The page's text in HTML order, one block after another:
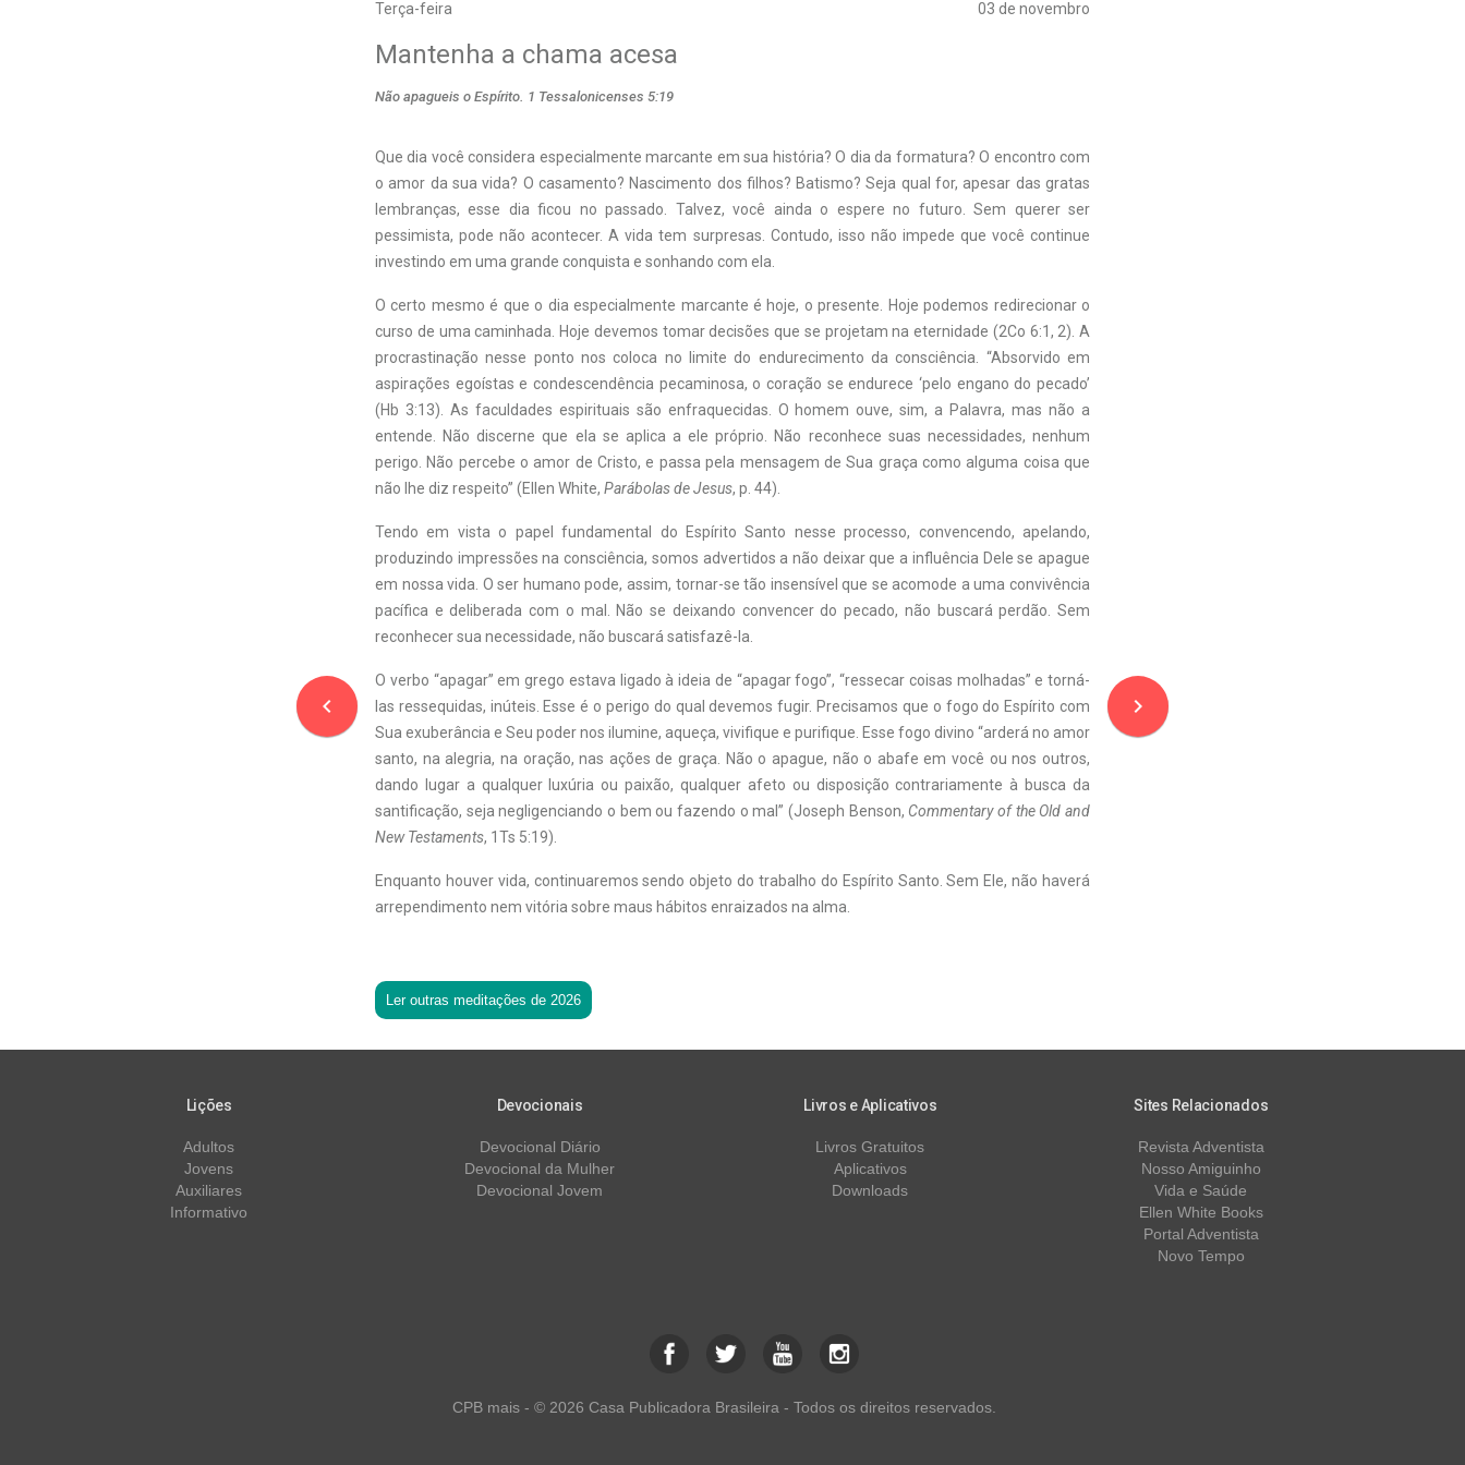
Terça-feira 03 de novembro
navigate_before
Mantenha a chama acesa
Não apagueis o Espírito. 1 Tessalonicenses 5:19
Que dia você considera especialmente marcante em sua história? O dia da formatura? O encontro com
o amor da sua vida? O casamento? Nascimento dos filhos? Batismo? Seja qual for, apesar das gratas
lembranças, esse dia ficou no passado. Talvez, você ainda o espere no futuro. Sem querer ser
pessimista, pode não acontecer. A vida tem surpresas. Contudo, isso não impede que você continue
investindo em uma grande conquista e sonhando com ela.
O certo mesmo é que o dia especialmente marcante é hoje, o presente. Hoje podemos redirecionar o
curso de uma caminhada. Hoje devemos tomar decisões que se projetam na eternidade (2Co 6:1, 2). A
procrastinação nesse ponto nos coloca no limite do endurecimento da consciência. “Absorvido em
aspirações egoístas e condescendência pecaminosa, o coração se endurece ‘pelo engano do pecado’
(Hb 3:13). As faculdades espirituais são enfraquecidas. O homem ouve, sim, a Palavra, mas não a
entende. Não discerne que ela se aplica a ele próprio. Não reconhece suas necessidades, nenhum
perigo. Não percebe o amor de Cristo, e passa pela mensagem de Sua graça como alguma coisa que
não lhe diz respeito” (Ellen White, Parábolas de Jesus, p. 44).
Tendo em vista o papel fundamental do Espírito Santo nesse processo, convencendo, apelando,
produzindo impressões na consciência, somos advertidos a não deixar que a influência Dele se apague
em nossa vida. O ser humano pode, assim, tornar-se tão insensível que se acomode a uma convivência
pacífica e deliberada com o mal. Não se deixando convencer do pecado, não buscará perdão. Sem
reconhecer sua necessidade, não buscará satisfazê-la.
O verbo “apagar” em grego estava ligado à ideia de “apagar fogo”, “ressecar coisas molhadas” e torná-
las ressequidas, inúteis. Esse é o perigo do qual devemos fugir. Precisamos que o fogo do Espírito com
Sua exuberância e Seu poder nos ilumine, aqueça, vivifique e purifique. Esse fogo divino “arderá no amor
santo, na alegria, na oração, nas ações de graça. Não o apague, não o abafe em você ou nos outros,
dando lugar a qualquer luxúria ou paixão, qualquer afeto ou disposição contrariamente à busca da
santificação, seja negligenciando o bem ou fazendo o mal” (Joseph Benson, Commentary of the Old and
New Testaments, 1Ts 5:19).
Enquanto houver vida, continuaremos sendo objeto do trabalho do Espírito Santo. Sem Ele, não haverá
arrependimento nem vitória sobre maus hábitos enraizados na alma.
Ler outras meditações de 2026
navigate_next
Lições
Adultos
Jovens
Auxiliares
Informativo
Devocionais
Devocional Diário
Devocional da Mulher
Devocional Jovem
Livros e Aplicativos
Livros Gratuitos
Aplicativos
Downloads
Sites Relacionados
Revista Adventista
Nosso Amiguinho
Vida e Saúde
Ellen White Books
Portal Adventista
Novo Tempo
CPB mais - © 2026 Casa Publicadora Brasileira - Todos os direitos reservados.